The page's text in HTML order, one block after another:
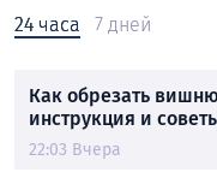
24 часа 7 дней
Как обрезать
инструкция и
22:03 Вчера